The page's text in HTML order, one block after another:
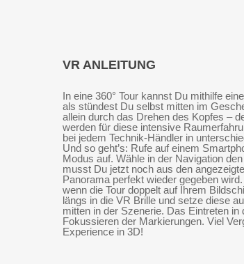
VR ANLEITUNG
In eine 360° Tour kannst Du mithilfe
als stündest Du selbst mitten im
allein durch das Drehen des Kopfes –
werden für diese intensive
bei jedem Technik-Händler in
Und so geht’s: Rufe auf einem
Modus auf. Wähle in der Navigation
musst Du jetzt noch aus den
Panorama perfekt wieder gegeben
wenn die Tour doppelt auf Ihrem
längs in die VR Brille und setze diese
mitten in der Szenerie. Das Eintreten
Fokussieren der Markierungen. Viel
Experience in 3D!